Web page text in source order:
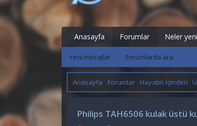
Anasayfa Forumlar Neler yeni
Yeni mesajlar Forumlarda ara
Anasayfa Forumlar Hayatın İçinden
Philips TAH6506 kulak üstü